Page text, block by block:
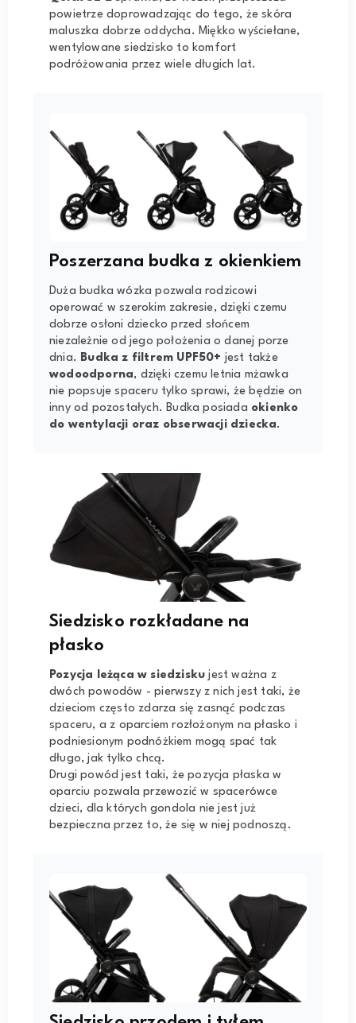
powietrze doprowadzając do tego, że skóra
maluszka dobrze oddycha. Miękko wyściełane,
wentylowane siedzisko to komfort
podróżowania przez wiele długich lat.
Poszerzana budka z okienkiem
Duża budka wózka pozwala rodzicowi
operować w szerokim zakresie, dzięki czemu
dobrze osłoni dziecko przed słońcem
niezależnie od jego położenia o danej porze
dnia. Budka z filtrem UPF50+ jest także
wodoodporna, dzięki czemu letnia mżawka
nie popsuje spaceru tylko sprawi, że będzie on
inny od pozostałych. Budka posiada okienko
do wentylacji oraz obserwacji dziecka.
Siedzisko rozkładane na
płasko
Pozycja leżąca w siedzisku jest ważna z
dwóch powodów - pierwszy z nich jest taki, że
dzieciom często zdarza się zasnąć podczas
spaceru, a z oparciem rozłożonym na płasko i
podniesionym podnóżkiem mogą spać tak
długo, jak tylko chcą.
Drugi powód jest taki, że pozycja płaska w
oparciu pozwala przewozić w spacerówce
dzieci, dla których gondola nie jest już
bezpieczna przez to, że się w niej podnoszą.